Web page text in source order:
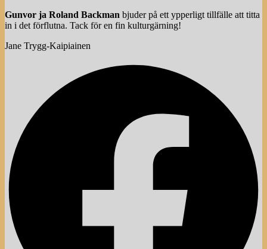
Gunvor ja Roland Backman bjuder på ett ypperligt tillfälle att titta
in i det förflutna. Tack för en fin kulturgärning!
Jane Trygg-Kaipiainen